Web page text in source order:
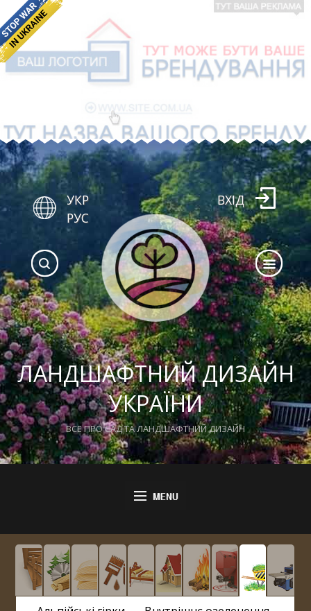
ЛАНДШАФТНИЙ ДИЗАЙН
УКРАЇНИ
ВСЕ ПРО САД ТА ЛАНДШАФТНИЙ ДИЗАЙН
УКР
РУС
ВХІД